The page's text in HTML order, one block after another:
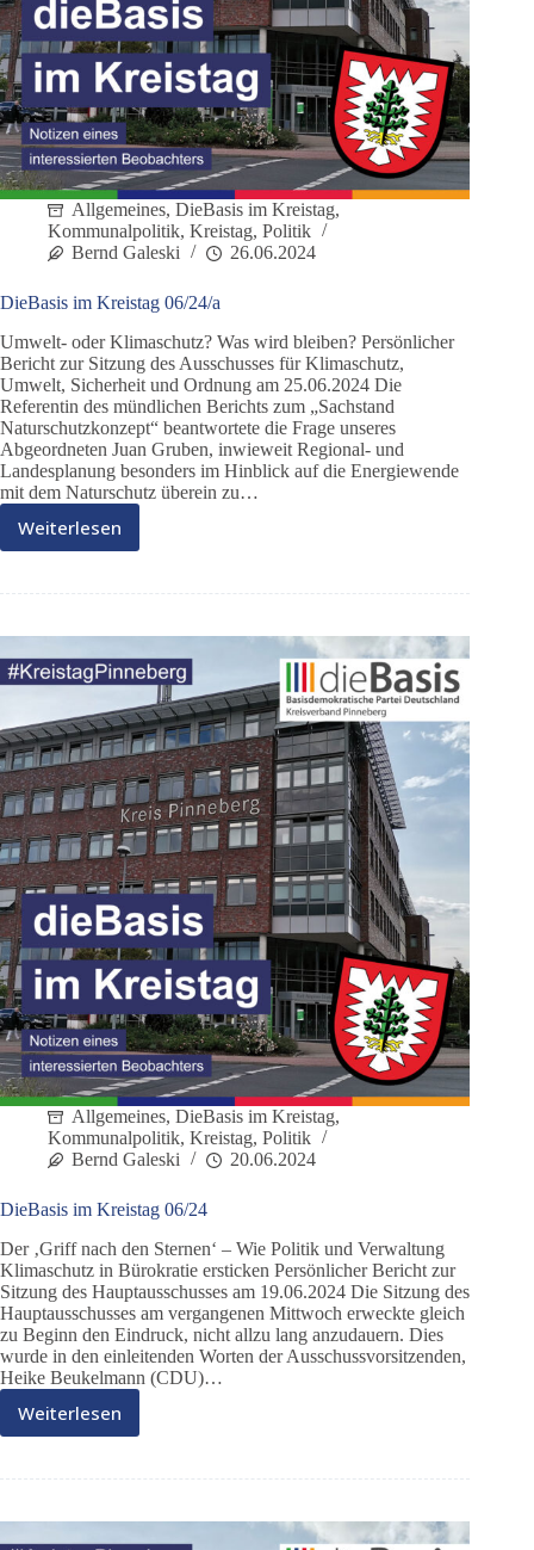
Allgemeines, DieBasis im Kreistag,
Kommunalpolitik, Kreistag, Politik
Bernd Galeski
26.06.2024
DieBasis im Kreistag 06/24/a
Umwelt- oder Klimaschutz? Was wird bleiben? Persönlicher
Bericht zur Sitzung des Ausschusses für Klimaschutz,
Umwelt, Sicherheit und Ordnung am 25.06.2024 Die
Referentin des mündlichen Berichts zum „Sachstand
Naturschutzkonzept“ beantwortete die Frage unseres
Abgeordneten Juan Gruben, inwieweit Regional- und
Landesplanung besonders im Hinblick auf die Energiewende
mit dem Naturschutz überein zu…
Weiterlesen
DieBasis
Allgemeines, DieBasis im Kreistag,
Kommunalpolitik, Kreistag, Politik
Bernd Galeski
20.06.2024
DieBasis im Kreistag 06/24
Der ‚Griff nach den Sternen‘ – Wie Politik und Verwaltung
Klimaschutz in Bürokratie ersticken Persönlicher Bericht zur
Sitzung des Hauptausschusses am 19.06.2024 Die Sitzung des
Hauptausschusses am vergangenen Mittwoch erweckte gleich
zu Beginn den Eindruck, nicht allzu lang anzudauern. Dies
wurde in den einleitenden Worten der Ausschussvorsitzenden,
Heike Beukelmann (CDU)…
Weiterlesen
DieBasis